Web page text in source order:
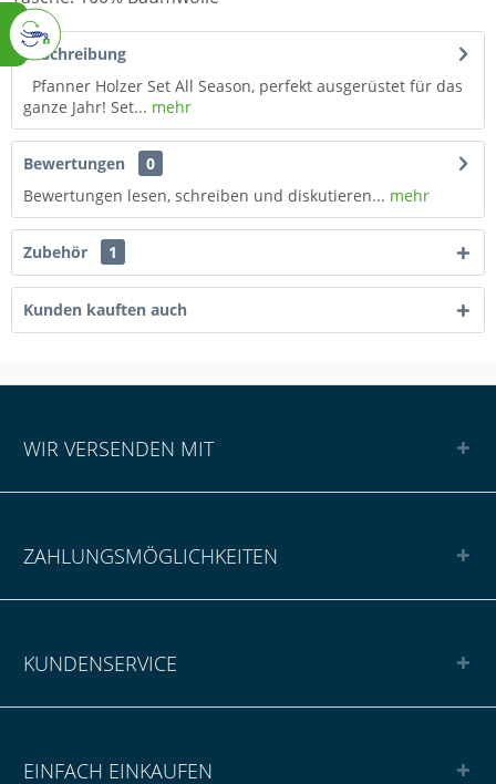
Beschreibung
Pfanner Holzer Set All Season, perfekt ausgerüstet für das
ganze Jahr! Set... mehr
Bewertungen
0
Bewertungen lesen, schreiben und diskutieren... mehr
Zubehör 1
Kunden kauften auch
WIR VERSENDEN MIT
ZAHLUNGSMÖGLICHKEITEN
KUNDENSERVICE
EINFACH EINKAUFEN